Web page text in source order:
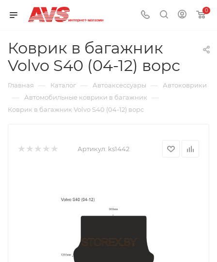
0
Коврик в багажник
Volvo S40 (04-12) ворс
Главная — Каталог — Автоаксессуары — Автоковрики
— Автомобильные коврики в багажник —
Коврик в багажник Volvo S40 (04-12) ворс
Артикул: ks1442